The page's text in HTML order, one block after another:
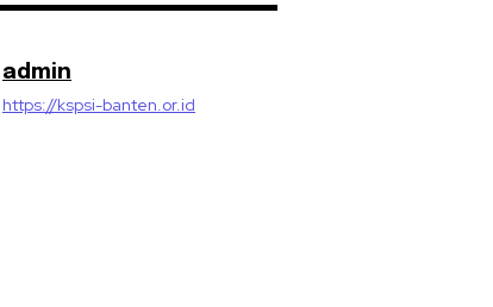
admin
https://kspsi-banten.or.id